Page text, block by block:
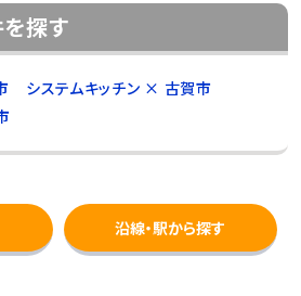
探す
システムキッチン × 古賀市
沿線・駅から探す